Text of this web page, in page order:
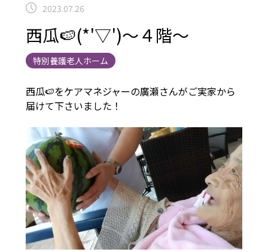
2023.07.26
西瓜🍉(*'▽')～４階～
特別養護老人ホーム
西瓜🍉をケアマネジャーの廣瀬さんがご実家から
届けて下さいました！